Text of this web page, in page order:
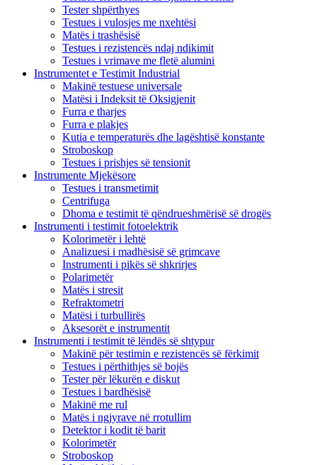
Tester shpërthyes
Testues i vulosjes me nxehtësi
Matës i trashësisë
Testues i rezistencës ndaj ndikimit
Testues i vrimave me fletë alumini
Instrumentet e Testimit Industrial
Makinë testuese universale
Matësi i Indeksit të Oksigjenit
Furra e tharjes
Furra e plakjes
Kutia e temperaturës dhe lagështisë konstante
Stroboskop
Testues i prishjes së tensionit
Instrumente Mjekësore
Testues i transmetimit
Centrifuga
Dhoma e testimit të qëndrueshmërisë së drogës
Instrumenti i testimit fotoelektrik
Kolorimetër i lehtë
Analizuesi i madhësisë së grimcave
Instrumenti i pikës së shkrirjes
Polarimetër
Matës i stresit
Refraktometri
Matësi i turbullirës
Aksesorët e instrumentit
Instrumenti i testimit të lëndës së shtypur
Makinë për testimin e rezistencës së fërkimit
Testues i përthithjes së bojës
Tester për lëkurën e diskut
Testues i bardhësisë
Makinë me rul
Matës i ngjyrave në rrotullim
Detektor i kodit të barit
Kolorimetër
Stroboskop